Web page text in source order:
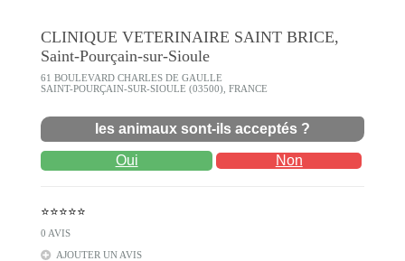
CLINIQUE VETERINAIRE SAINT BRICE,
Saint-Pourçain-sur-Sioule
61 BOULEVARD CHARLES DE GAULLE
SAINT-POURÇAIN-SUR-SIOULE (03500), FRANCE
les animaux sont-ils acceptés ?
Oui Non
⭐⭐⭐⭐⭐
0 AVIS
AJOUTER UN AVIS